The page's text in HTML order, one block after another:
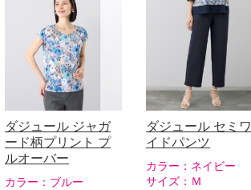
ダジュール ジャガ
ード柄プリント プ
ルオーバー
カラー： ブルー
ダジュール セミワ
イドパンツ
カラー： ネイビー
サイズ： Ｍ